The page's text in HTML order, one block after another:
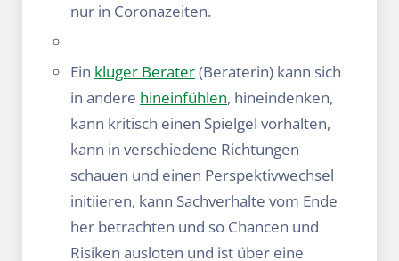
nur in Coronazeiten.
Ein kluger Berater(Beraterin) kann sich
in andere hineinfühlen, hineindenken,
kann kritisch einen Spielgel vorhalten,
kann in verschiedene Richtungen
schauen und einen Perspektivwechsel
initiieren, kann Sachverhalte vom Ende
her betrachten und so Chancen und
Risiken ausloten und ist über eine